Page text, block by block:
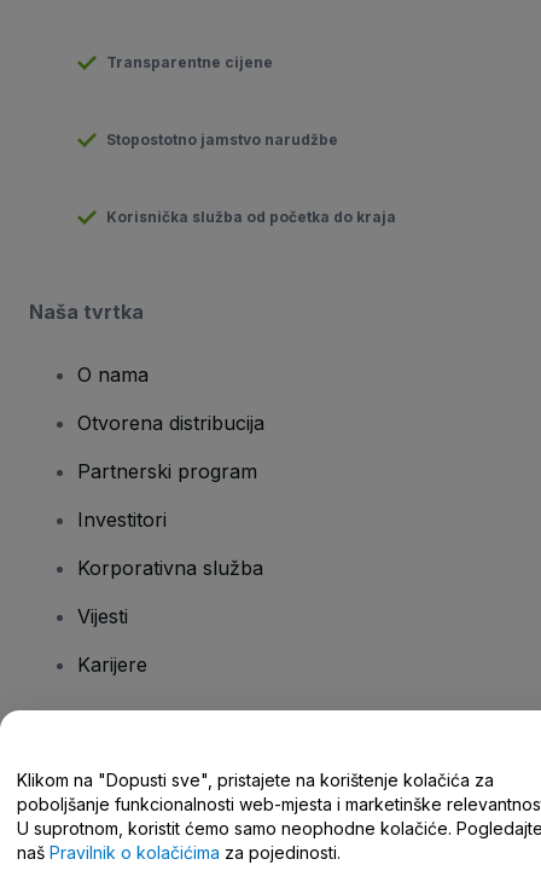
Transparentne cijene
Stopostotno jamstvo narudžbe
Korisnička služba od početka do kraja
Naša tvrtka
O nama
Otvorena distribucija
Partnerski program
Investitori
Korporativna služba
Vijesti
Karijere
Centar za pomoć/kontaktirajte nas
Klikom na "Dopusti sve", pristajete na korištenje kolačića za
poboljšanje funkcionalnosti web-mjesta i marketinške
U suprotnom, koristit ćemo samo neophodne kolačiće.
naš Pravilnik o kolačićima za pojedinosti.